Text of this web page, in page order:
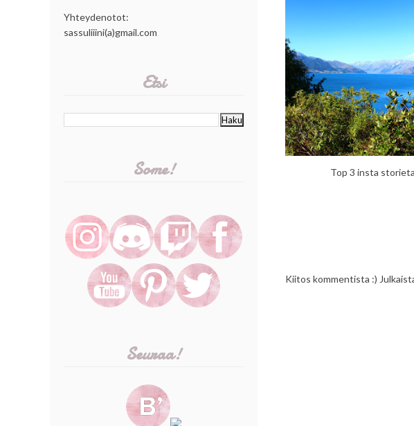
Top 3 insta
Kiitos kommentista :)
Yhteydenotot:
sassuliiini(a)gmail.com
Etsi
Some!
Seuraa!